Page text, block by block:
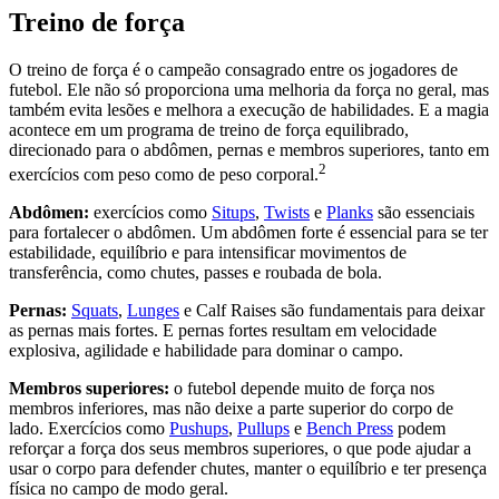
Treino de força
O treino de força é o campeão consagrado entre os jogadores de
futebol. Ele não só proporciona uma melhoria da força no geral, mas
também evita lesões e melhora a execução de habilidades. E a magia
acontece em um programa de treino de força equilibrado,
direcionado para o abdômen, pernas e membros superiores, tanto em
exercícios com peso como de peso corporal.2
Abdômen: exercícios como Situps, Twists e Planks são essenciais
para fortalecer o abdômen. Um abdômen forte é essencial para se ter
estabilidade, equilíbrio e para intensificar movimentos de
transferência, como chutes, passes e roubada de bola.
Pernas: Squats, Lunges e Calf Raises são fundamentais para deixar
as pernas mais fortes. E pernas fortes resultam em velocidade
explosiva, agilidade e habilidade para dominar o campo.
Membros superiores: o futebol depende muito de força nos
membros inferiores, mas não deixe a parte superior do corpo de
lado. Exercícios como Pushups, Pullups e Bench Press podem
reforçar a força dos seus membros superiores, o que pode ajudar a
usar o corpo para defender chutes, manter o equilíbrio e ter presença
física no campo de modo geral.